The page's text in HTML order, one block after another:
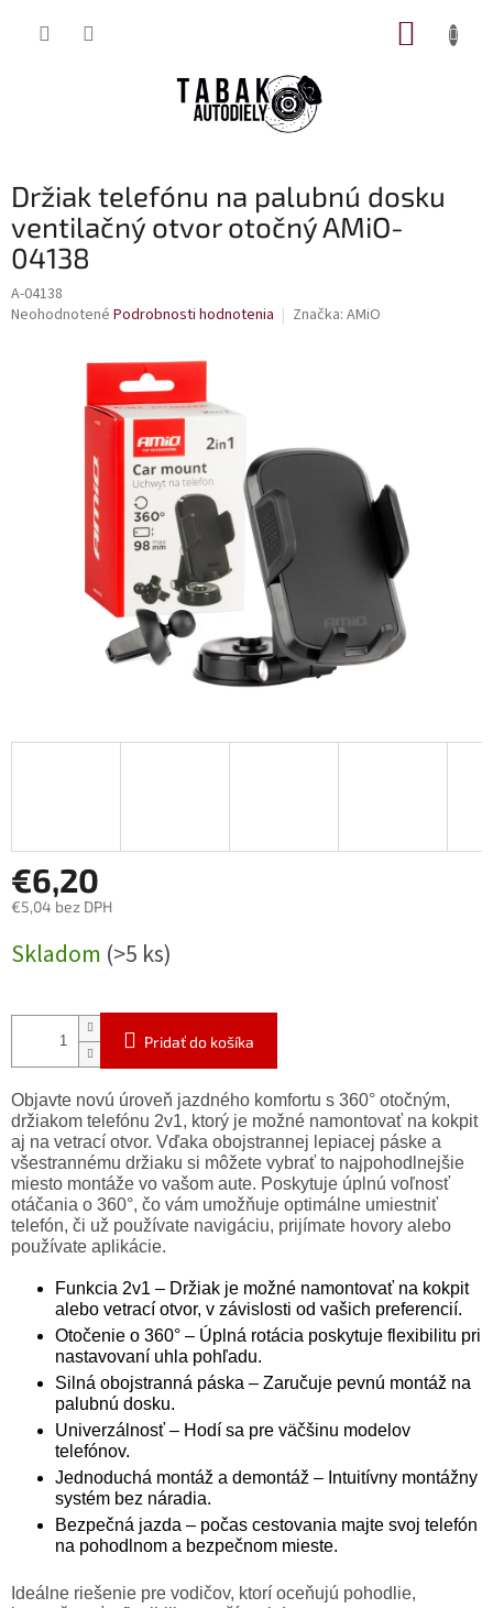
Držiak telefónu na palubnú dosku
ventilačný otvor otočný AMiO-
04138
A-04138
Priemerné
Neohodnotené Podrobnosti hodnotenia Značka: AMiO
€6,20
€5,04 bez DPH
cena:
Skladom (>5 ks)
Pridať do košíka
Objavte novú úroveň jazdného komfortu s 360° otočným,
držiakom telefónu 2v1, ktorý je možné namontovať na kokpit
aj na vetrací otvor. Vďaka obojstrannej lepiacej páske a
všestrannému držiaku si môžete vybrať to najpohodlnejšie
miesto montáže vo vašom aute. Poskytuje úplnú voľnosť
otáčania o 360°, čo vám umožňuje optimálne umiestniť
telefón, či už používate navigáciu, prijímate hovory alebo
používate aplikácie.
Funkcia 2v1 – Držiak je možné namontovať na kokpit
alebo vetrací otvor, v závislosti od vašich preferencií.
Otočenie o 360° – Úplná rotácia poskytuje flexibilitu pri
nastavovaní uhla pohľadu.
Silná obojstranná páska – Zaručuje pevnú montáž na
palubnú dosku.
Univerzálnosť – Hodí sa pre väčšinu modelov
telefónov.
Jednoduchá montáž a demontáž – Intuitívny montážny
systém bez náradia.
Bezpečná jazda – počas cestovania majte svoj telefón
na pohodlnom a bezpečnom mieste.
Ideálne riešenie pre vodičov, ktorí oceňujú pohodlie,